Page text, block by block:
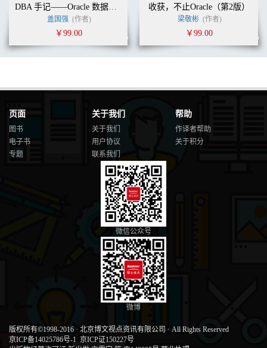
盖国强 (作者)
￥99.00
收获，不止Oracle（第2版）
梁敬彬 (作者)
￥99.00
页面
图书
电子书
专题
关于我们
关于我们
用户协议
联系我们
帮助
作译者帮助
关于积分
微信公众号
微博
版权所有©1998-2016 · 北京博文视点资讯有限公司 · All Rights Reserved
京ICP备14025786号-1 京ICP证150227号